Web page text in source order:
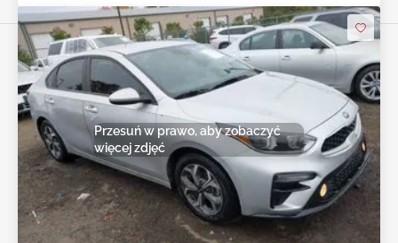
Przesuń w prawo, aby zobaczyć
więcej zdjęć